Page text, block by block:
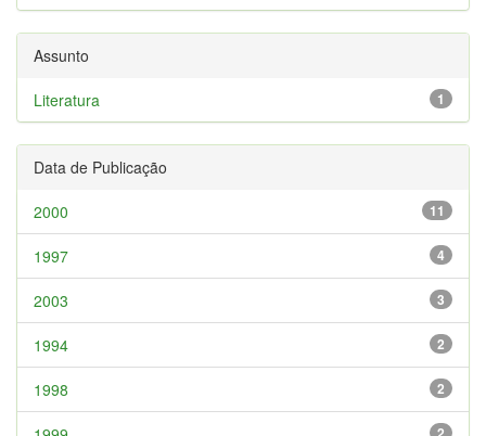
Assunto
1
Literatura
Data de Publicação
11
2000
4
1997
3
2003
2
1994
2
1998